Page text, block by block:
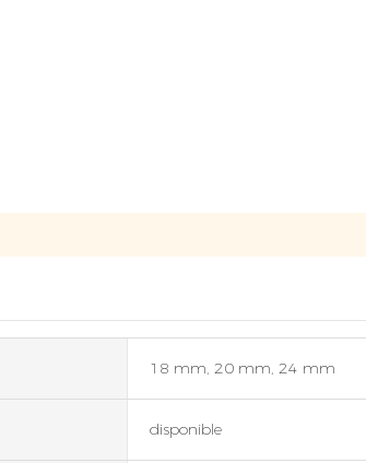
18 mm, 20 mm, 24 mm
disponible